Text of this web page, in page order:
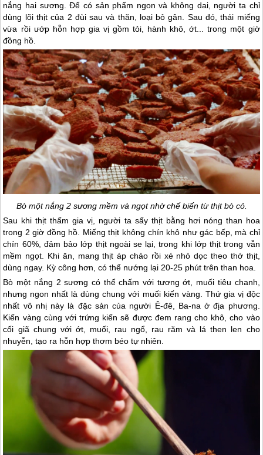
nắng hai sương. Để có sản phẩm ngon và không dai, người ta chỉ
dùng lõi thịt của 2 đùi sau và thăn, loại bỏ gân. Sau đó, thái miếng
vừa rồi ướp hỗn hợp gia vị gồm tỏi, hành khô, ớt... trong một giờ
đồng hồ.
Bò một nắng 2 sương mềm và ngọt nhờ chế biến từ thịt bò cỏ.
Sau khi thịt thấm gia vị, người ta sấy thịt bằng hơi nóng than hoa
trong 2 giờ đồng hồ. Miếng thịt không chín khô như gác bếp, mà chỉ
chín 60%, đảm bảo lớp thịt ngoài se lại, trong khi lớp thịt trong vẫn
mềm ngọt. Khi ăn, mang thịt áp chảo rồi xé nhỏ dọc theo thớ thịt,
dùng ngay. Kỳ công hơn, có thể nướng lại 20-25 phút trên than hoa.
Bò một nắng 2 sương có thể chấm với tương ớt, muối tiêu chanh,
nhưng ngon nhất là dùng chung với muối kiến vàng. Thứ gia vị độc
nhất vô nhị này là đặc sản của người Ê-đê, Ba-na ở địa phương.
Kiến vàng cùng với trứng kiến sẽ được đem rang cho khô, cho vào
cối giã chung với ớt, muối, rau ngổ, rau răm và lá then len cho
nhuyễn, tạo ra hỗn hợp thơm béo tự nhiên.